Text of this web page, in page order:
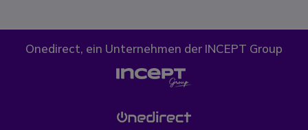
Onedirect, ein Unternehmen der INCEPT Group